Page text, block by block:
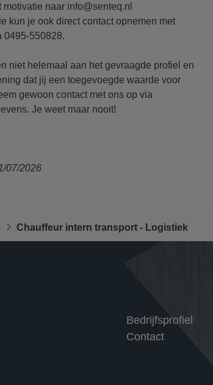
naar info@senteq.nl
kun je ook direct contact opnemen met
0495-550828.
niet helemaal aan het gevraagde profiel en
dat jij een toegevoegde waarde voor
gewoon contact met ons op via
Je weet maar nooit!
07/2026
Chauffeur intern transport - Logistiek
Bedrijfsprofiel
Contact